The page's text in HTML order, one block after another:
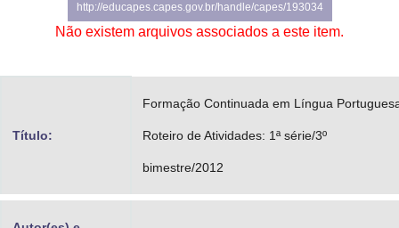
Gabinete de Segurança Institucional
Planalto
http://educapes.capes.gov.br/handle/capes/193034
Não existem arquivos associados a este item.
Título:
Formação Continuada em Língua
Roteiro de Atividades: 1ª série/3º
bimestre/2012